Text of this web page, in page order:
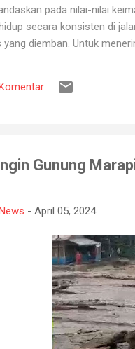
pada nilai-nilai
secara konsisten di
diemban. Untuk
hancur. Padahal
muslim, iman
Gunung
- April 05, 2024